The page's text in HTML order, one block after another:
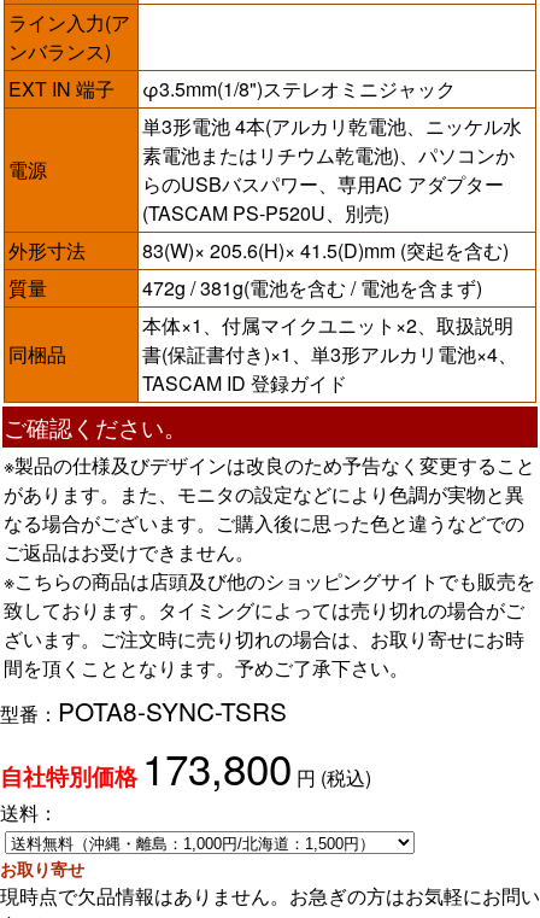
ライン入力(ア
ンバランス)
EXT IN 端子
φ3.5mm(1/8")ステレオミニジャック
電源
単3形電池 4本(アルカリ乾電池、ニッケル水
素電池またはリチウム乾電池)、パソコンか
らのUSBバスパワー、専用AC アダプター
(TASCAM PS-P520U、別売)
外形寸法
83(W)× 205.6(H)× 41.5(D)mm (突起を含む)
質量
472g / 381g(電池を含む / 電池を含まず)
同梱品
本体×1、付属マイクユニット×2、取扱説明
書(保証書付き)×1、単3形アルカリ電池×4、
TASCAM ID 登録ガイド
ご確認ください。
※製品の仕様及びデザインは改良のため予告なく変更すること
があります。また、モニタの設定などにより色調が実物と異
なる場合がございます。ご購入後に思った色と違うなどでの
ご返品はお受けできません。
※こちらの商品は店頭及び他のショッピングサイトでも販売を
致しております。タイミングによっては売り切れの場合がご
ざいます。ご注文時に売り切れの場合は、お取り寄せにお時
間を頂くこととなります。予めご了承下さい。
型番： POTA8-SYNC-TSRS
自社特別価格 173,800 円 (税込)
送料：
お取り寄せ
現時点で欠品情報はありません。お急ぎの方はお気軽にお問い